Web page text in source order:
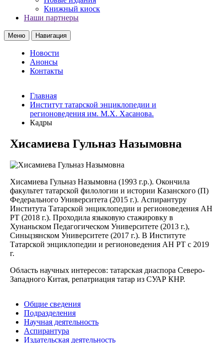
Книжный киоск
Наши партнеры
Меню Навигация
Новости
Анонсы
Контакты
Главная
Институт татарской энциклопедии и
регионоведения им. М.Х. Хасанова.
Кадры
Хисамиева Гульназ Назымовна
Хисамиева Гульназ Назымовна (1993 г.р.). Окончила
факультет татарской филологии и истории Казанского (П)
Федерального Университета (2015 г.). Аспирантуру
Института Татарской энциклопедии и регионоведения АН
РТ (2018 г.). Проходила языковую стажировку в
Хунаньском Педагогическом Университете (2013 г.),
Синьцзянском Университете (2017 г.). В Институте
Татарской энциклопедии и регионоведения АН РТ с 2019
г.
Область научных интересов: татарская диаспора Северо-
Западного Китая, репатриация татар из СУАР КНР.
Общие сведения
Подразделения
Научная деятельность
Аспирантура
Издательская деятельность